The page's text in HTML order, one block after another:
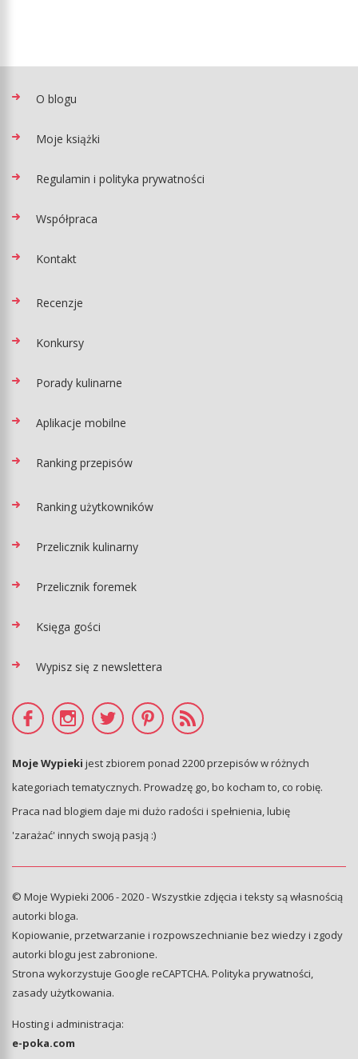
O blogu
Moje książki
Regulamin i polityka prywatności
Współpraca
Kontakt
Recenzje
Konkursy
Porady kulinarne
Aplikacje mobilne
Ranking przepisów
Ranking użytkowników
Przelicznik kulinarny
Przelicznik foremek
Księga gości
Wypisz się z newslettera
Moje Wypieki jest zbiorem ponad 2200 przepisów w różnych
kategoriach tematycznych. Prowadzę go, bo kocham to, co robię.
Praca nad blogiem daje mi dużo radości i spełnienia, lubię
'zarażać' innych swoją pasją :)
© Moje Wypieki 2006 - 2020 - Wszystkie zdjęcia i teksty są własnością
autorki bloga.
Kopiowanie, przetwarzanie i rozpowszechnianie bez wiedzy i zgody
autorki blogu jest zabronione.
Strona wykorzystuje Google reCAPTCHA. Polityka prywatności,
zasady użytkowania.
Hosting i administracja:
e-poka.com